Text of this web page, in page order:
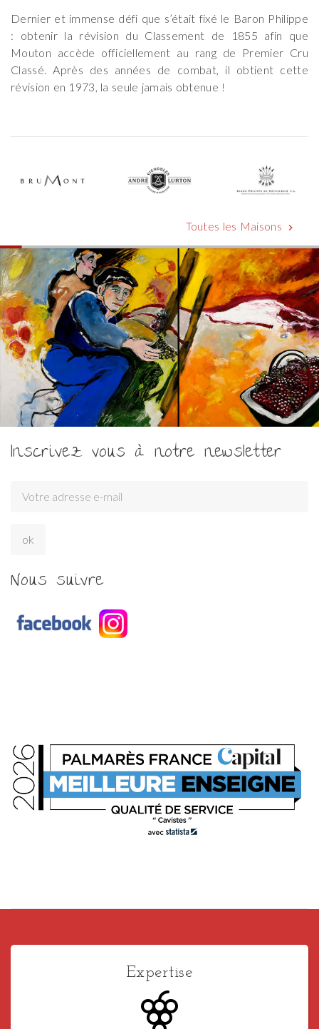
Dernier et immense défi que s’était fixé le Baron Philippe
: obtenir la révision du Classement de 1855 afin que
Mouton accède officiellement au rang de Premier Cru
Classé. Après des années de combat, il obtient cette
révision en 1973, la seule jamais obtenue !
Toutes les Maisons chevron_right
Inscrivez vous à notre newsletter
Nous suivre
Expertise